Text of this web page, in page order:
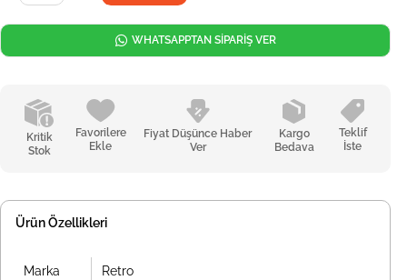
Kritik
Stok
Favorilere
Ekle
Fiyat Düşünce Haber
Ver
Kargo
Bedava
Teklif
İste
WHATSAPPTAN SİPARİŞ VER
Ürün Özellikleri
Marka Retro